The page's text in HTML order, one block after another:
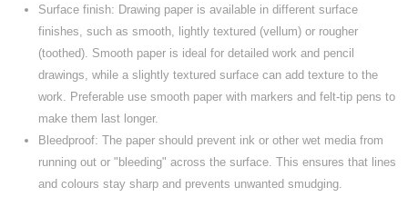
Surface finish: Drawing paper is available in different surface
finishes, such as smooth, lightly textured (vellum) or rougher
(toothed). Smooth paper is ideal for detailed work and pencil
drawings, while a slightly textured surface can add texture to the
work. Preferable use smooth paper with markers and felt-tip pens to
make them last longer.
Bleedproof: The paper should prevent ink or other wet media from
running out or "bleeding" across the surface. This ensures that lines
and colours stay sharp and prevents unwanted smudging.